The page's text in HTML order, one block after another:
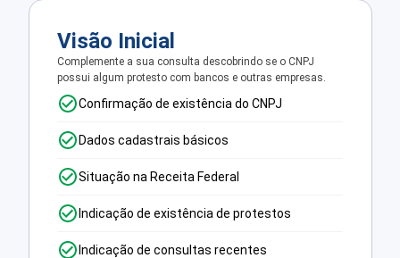
Visão Inicial
Complemente a sua consulta descobrindo se o CNPJ
possui algum protesto com bancos e outras empresas.
Confirmação de existência do CNPJ
Dados cadastrais básicos
Situação na Receita Federal
Indicação de existência de protestos
Indicação de consultas recentes